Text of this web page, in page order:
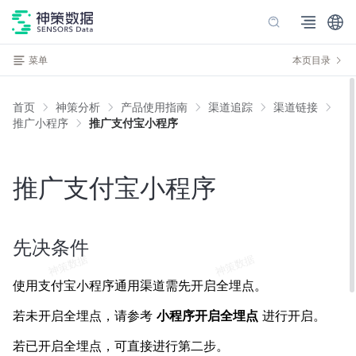
菜单 本页目录
首页 神策分析 产品使用指南 渠道追踪
渠道链接
推广小程序
推广支付宝小程序
推广支付宝小程序
先决条件
使用支付宝小程序通用渠道需先开启全埋点。
若未开启全埋点，请参考 小程序开启全埋点 进行开启。
若已开启全埋点，可直接进行第二步。